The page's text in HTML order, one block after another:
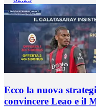
Ecco la nuova
convincere Leao e il